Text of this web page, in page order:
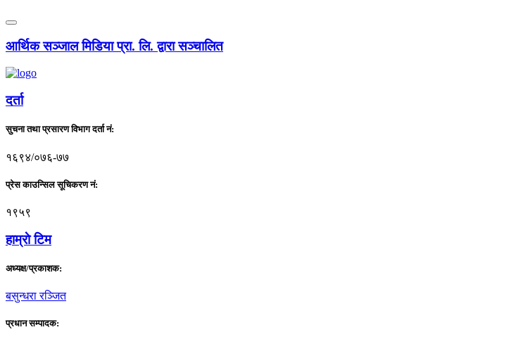
आर्थिक सञ्जाल मिडिया प्रा. लि. द्वारा सञ्चालित
दर्ता
सुचना तथा प्रसारण विभाग दर्ता नं:
१६९४/०७६-७७
प्रेस काउन्सिल सूचिकरण नं:
१९५९
हाम्राे टिम
अध्यक्ष/प्रकाशक:
बसुन्धरा रञ्जित
प्रधान सम्पादक: